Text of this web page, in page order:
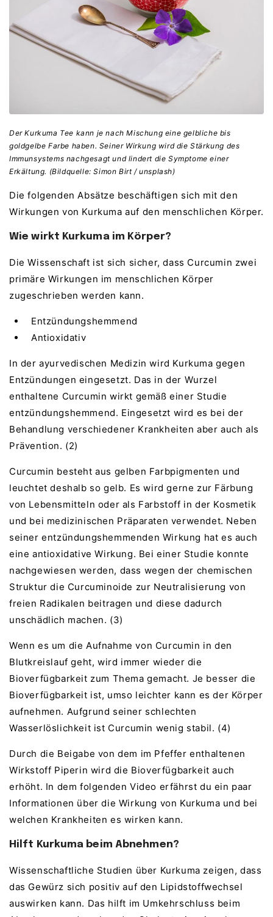
Der Kurkuma Tee kann je nach Mischung eine gelbliche bis
goldgelbe Farbe haben. Seiner Wirkung wird die Stärkung des
Immunsystems nachgesagt und lindert die Symptome einer
Erkältung. (Bildquelle: Simon Birt / unsplash)
Die folgenden Absätze beschäftigen sich mit den
Wirkungen von Kurkuma auf den menschlichen Körper.
Wie wirkt Kurkuma im Körper?
Die Wissenschaft ist sich sicher, dass Curcumin zwei
primäre Wirkungen im menschlichen Körper
zugeschrieben werden kann.
Entzündungshemmend
Antioxidativ
In der ayurvedischen Medizin wird Kurkuma gegen
Entzündungen eingesetzt. Das in der Wurzel
enthaltene Curcumin wirkt gemäß einer Studie
entzündungshemmend. Eingesetzt wird es bei der
Behandlung verschiedener Krankheiten aber auch als
Prävention. (2)
Curcumin besteht aus gelben Farbpigmenten und
leuchtet deshalb so gelb. Es wird gerne zur Färbung
von Lebensmitteln oder als Farbstoff in der Kosmetik
und bei medizinischen Präparaten verwendet. Neben
seiner entzündungshemmenden Wirkung hat es auch
eine antioxidative Wirkung. Bei einer Studie konnte
nachgewiesen werden, dass wegen der chemischen
Struktur die Curcuminoide zur Neutralisierung von
freien Radikalen beitragen und diese dadurch
unschädlich machen. (3)
Wenn es um die Aufnahme von Curcumin in den
Blutkreislauf geht, wird immer wieder die
Bioverfügbarkeit zum Thema gemacht. Je besser die
Bioverfügbarkeit ist, umso leichter kann es der Körper
aufnehmen. Aufgrund seiner schlechten
Wasserlöslichkeit ist Curcumin wenig stabil. (4)
Durch die Beigabe von dem im Pfeffer enthaltenen
Wirkstoff Piperin wird die Bioverfügbarkeit auch
erhöht. In dem folgenden Video erfährst du ein paar
Informationen über die Wirkung von Kurkuma und bei
welchen Krankheiten es wirken kann.
Hilft Kurkuma beim Abnehmen?
Wissenschaftliche Studien über Kurkuma zeigen, dass
das Gewürz sich positiv auf den Lipidstoffwechsel
auswirken kann. Das hilft im Umkehrschluss beim